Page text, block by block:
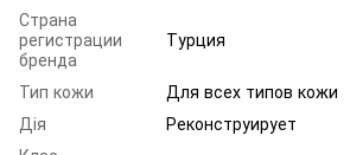
Страна
регистрации
бренда
Турция
Тип кожи
Для всех типов кожи
Дія
Реконструирует